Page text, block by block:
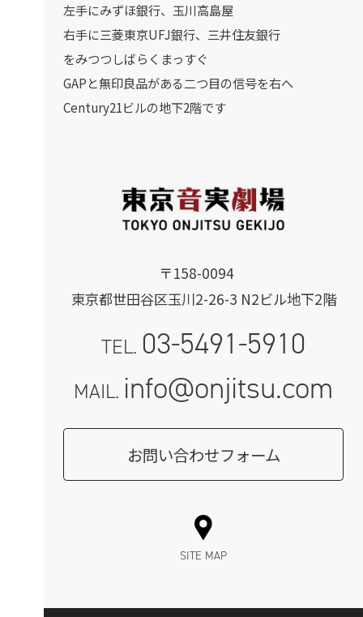
〒158-0094
東京都世田谷区玉川2-26-3 N2ビル地下2階
TEL. 03-5491-5910
MAIL. info@onjitsu.com
お問い合わせフォーム
左手にみずほ銀行、玉川高島屋
右手に三菱東京UFJ銀行、三井住友銀行
をみつつしばらくまっすぐ
GAPと無印良品がある二つ目の信号を右へ
Century21ビルの地下2階です
SITE MAP